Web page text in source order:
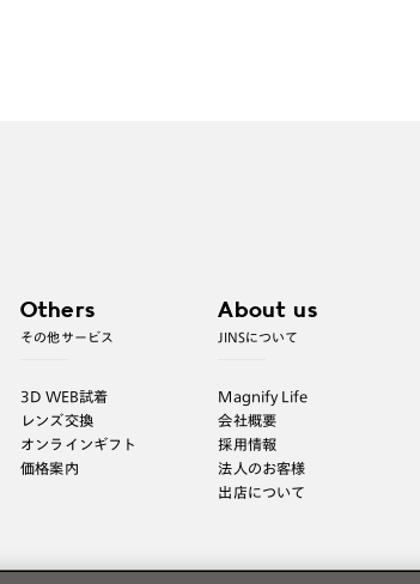
Others
その他サービス
3D WEB試着
レンズ交換
オンラインギフト
価格案内
About us
JINSについて
Magnify Life
会社概要
採用情報
法人のお客様
出店について